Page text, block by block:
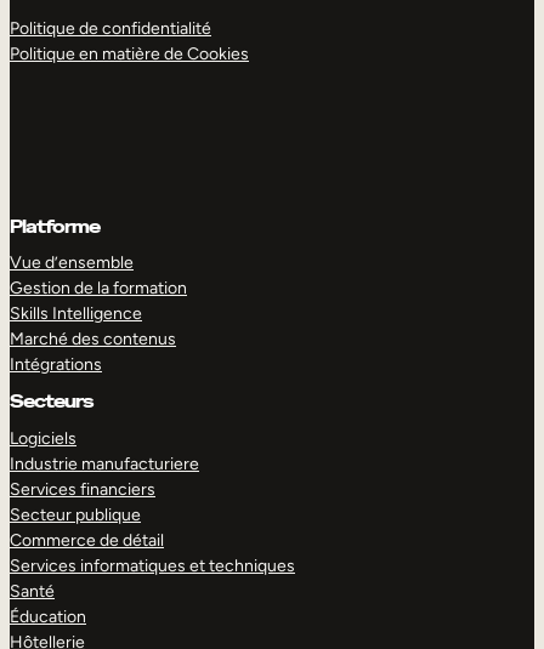
Politique de confidentialité
Politique en matière de Cookies
Platforme
Vue d’ensemble
Gestion de la formation
Skills Intelligence
Marché des contenus
Intégrations
Secteurs
Logiciels
Industrie manufacturiere
Services financiers
Secteur publique
Commerce de détail
Services informatiques et techniques
Santé
Éducation
Hôtellerie